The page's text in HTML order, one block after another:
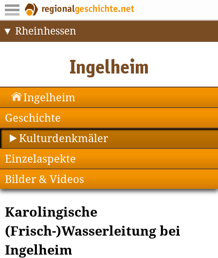
Rheinhessen
Ingelheim
Geschichte
Kulturdenkmäler
Einzelaspekte
Bilder & Videos
Karolingische
(Frisch-)Wasserleitung bei
Ingelheim